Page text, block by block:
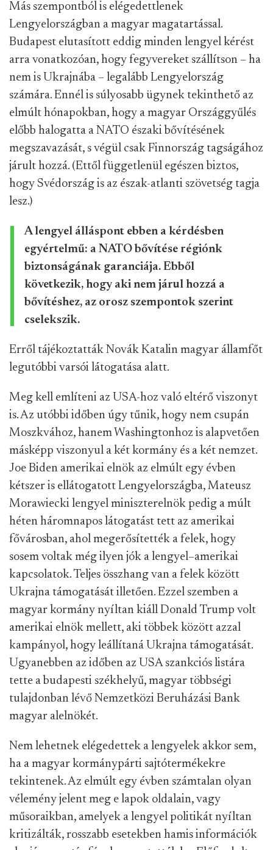
Más szempontból is elégedettlenek
Lengyelországban a magyar magatartással.
Budapest elutasított eddig minden lengyel kérést
arra vonatkozóan, hogy fegyvereket szállítson – ha
nem is Ukrajnába – legalább Lengyelország
számára. Ennél is súlyosabb ügynek tekinthető az
elmúlt hónapokban, hogy a magyar Országgyűlés
előbb halogatta a NATO északi bővítésének
megszavazását, s végül csak Finnország tagságához
járult hozzá. (Ettől függetlenül egészen biztos,
hogy Svédország is az észak-atlanti szövetség tagja
lesz.)
A lengyel álláspont ebben a kérdésben
egyértelmű: a NATO bővítése régiónk
biztonságának garanciája. Ebből
következik, hogy aki nem járul hozzá a
bővítéshez, az orosz szempontok szerint
cselekszik.
Erről tájékoztatták Novák Katalin magyar államfőt
legutóbbi varsói látogatása alatt.
Meg kell említeni az USA-hoz való eltérő viszonyt
is. Az utóbbi időben úgy tűnik, hogy nem csupán
Moszkvához, hanem Washingtonhoz is alapvetően
másképp viszonyul a két kormány és a két nemzet.
Joe Biden amerikai elnök az elmúlt egy évben
kétszer is ellátogatott Lengyelországba, Mateusz
Morawiecki lengyel miniszterelnök pedig a múlt
héten háromnapos látogatást tett az amerikai
fővárosban, ahol megerősítették a felek, hogy
sosem voltak még ilyen jók a lengyel–amerikai
kapcsolatok. Teljes összhang van a felek között
Ukrajna támogatását illetően. Ezzel szemben a
magyar kormány nyíltan kiáll Donald Trump volt
amerikai elnök mellett, aki többek között azzal
kampányol, hogy leállítaná Ukrajna támogatását.
Ugyanebben az időben az USA szankciós listára
tette a budapesti székhelyű, magyar többségi
tulajdonban lévő Nemzetközi Beruházási Bank
magyar alelnökét.
Nem lehetnek elégedettek a lengyelek akkor sem,
ha a magyar kormánypárti sajtótermékekre
tekintenek. Az elmúlt egy évben számtalan olyan
vélemény jelent meg e lapok oldalain, vagy
műsoraikban, amelyek a lengyel politikát nyíltan
kritizálták, rosszabb esetekben hamis információk